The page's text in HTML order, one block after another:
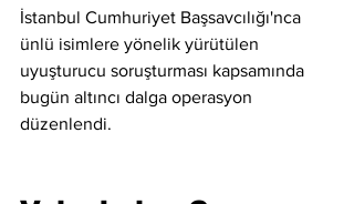
İstanbul Cumhuriyet Başsavcılığı'nca
ünlü isimlere yönelik yürütülen
uyuşturucu soruşturması kapsamında
bugün altıncı dalga operasyon
düzenlendi.